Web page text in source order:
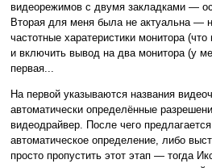
видеорежимов с двумя закладками —
Вторая для меня была не актуальна —
частотные харатеристики монитора
и включить вывод на два монитора (у
первая...
На первой указываются названия
автоматически определённые
видеодрайвер. После чего
автоматическое определение, либо
просто пропустить этот этап — тогда